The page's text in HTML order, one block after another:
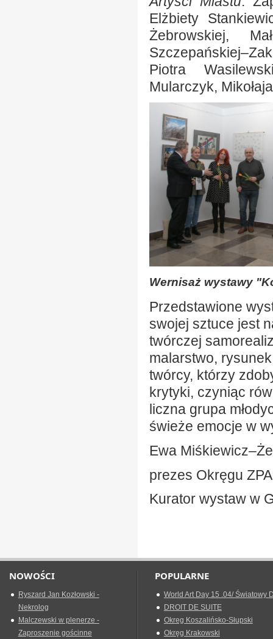
Elżbiety
Żebrowskiej,
Piotra
Mularczyk,
Wernisaż wystawy
Przedstawione
swojej sztuce jest
twórczej
malarstwo,
twórcy, którzy
krytyki, czyniąc
liczna grupa
świeże emocje w
Ewa
prezes Okręgu
Kurator wystaw w
NOWOŚCI
Ryszard Jan Kozłowski -
Nekrolog
Malczewski w plenerze -
Zaproszenie gościnne
POPULARNE
World Art Day 15 .04/ Światowy
DROIT DE SUITE
Okreg Koszalińsko-Słupski
Okręg Krakowski